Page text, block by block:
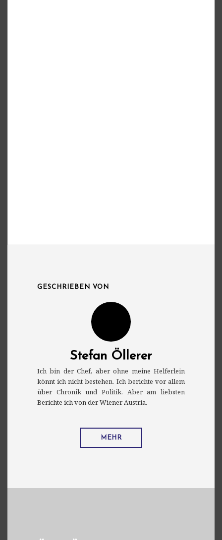
GESCHRIEBEN VON
Stefan Öllerer
Ich bin der Chef, aber ohne meine Helferlein
könnt ich nicht bestehen. Ich berichte vor allem
über Chronik und Politik. Aber am liebsten
Berichte ich von der Wiener Austria.
MEHR